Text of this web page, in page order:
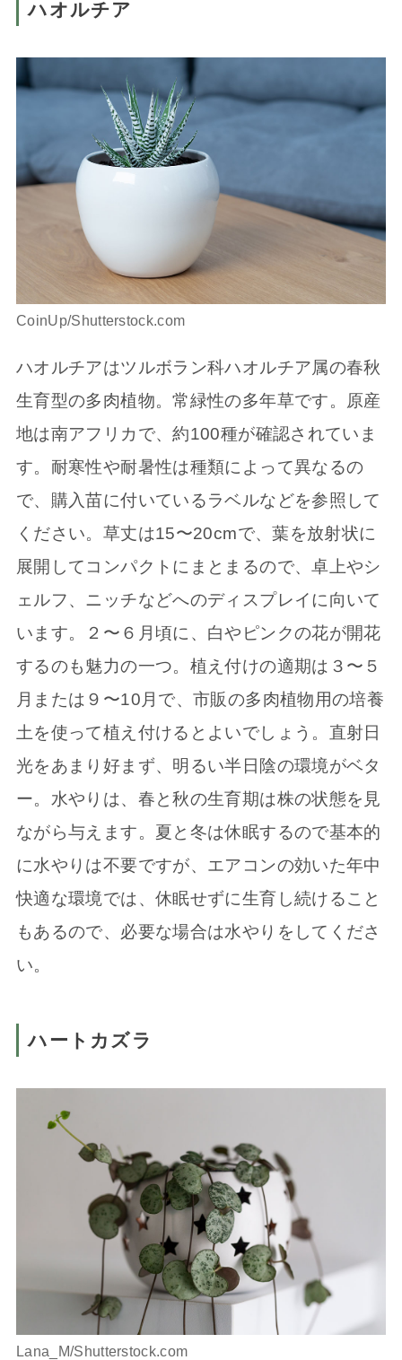
ハオルチア
CoinUp/Shutterstock.com
ハオルチアはツルボラン科ハオルチア属の春秋
生育型の多肉植物。常緑性の多年草です。原産
地は南アフリカで、約100種が確認されていま
す。耐寒性や耐暑性は種類によって異なるの
で、購入苗に付いているラベルなどを参照して
ください。草丈は15〜20cmで、葉を放射状に
展開してコンパクトにまとまるので、卓上やシ
ェルフ、ニッチなどへのディスプレイに向いて
います。２〜６月頃に、白やピンクの花が開花
するのも魅力の一つ。植え付けの適期は３〜５
月または９〜10月で、市販の多肉植物用の培養
土を使って植え付けるとよいでしょう。直射日
光をあまり好まず、明るい半日陰の環境がベタ
ー。水やりは、春と秋の生育期は株の状態を見
ながら与えます。夏と冬は休眠するので基本的
に水やりは不要ですが、エアコンの効いた年中
快適な環境では、休眠せずに生育し続けること
もあるので、必要な場合は水やりをしてくださ
い。
ハートカズラ
Lana_M/Shutterstock.com